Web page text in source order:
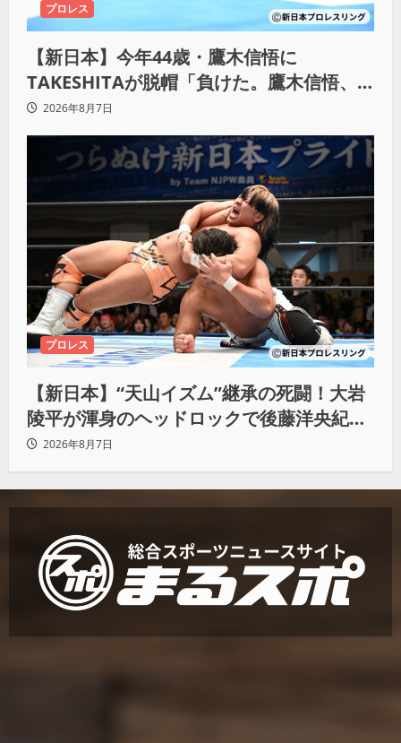
プロレス
【新日本】今年44歳・鷹木信悟に
TAKESHITAが脱帽「負けた。鷹木信悟、
強いわ！」
2026年8月7日
プロレス
【新日本】“天山イズム”継承の死闘！大岩
陵平が渾身のヘッドロックで後藤洋央紀か
らタップ奪取 執念の「リベンジ＆4勝目」
2026年8月7日